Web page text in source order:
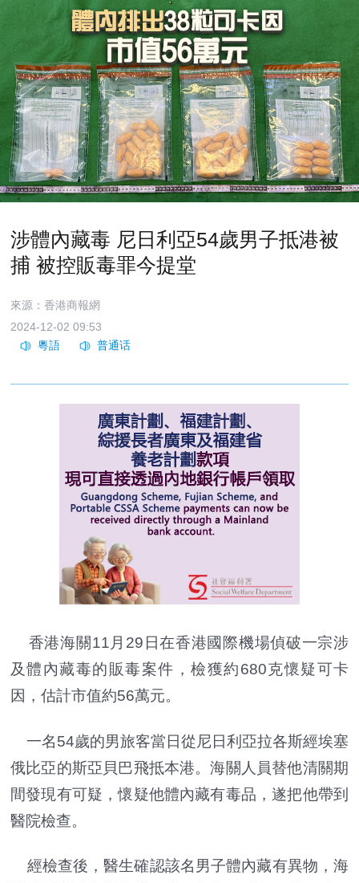
涉體內藏毒 尼日利亞54歲男子抵港被
捕 被控販毒罪今提堂
來源：香港商報網
2024-12-02 09:53
香港海關11月29日在香港國際機場偵破一宗涉
及體內藏毒的販毒案件，檢獲約680克懷疑可卡
因，估計市值約56萬元。
一名54歲的男旅客當日從尼日利亞拉各斯經埃塞
俄比亞的斯亞貝巴飛抵本港。海關人員替他清關期
間發現有可疑，懷疑他體內藏有毒品，遂把他帶到
醫院檢查。
經檢查後，醫生確認該名男子體內藏有異物，海